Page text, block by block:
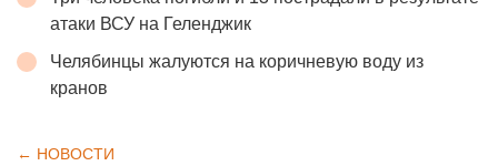
атаки ВСУ на Геленджик
Челябинцы жалуются на коричневую воду из
кранов
← НОВОСТИ